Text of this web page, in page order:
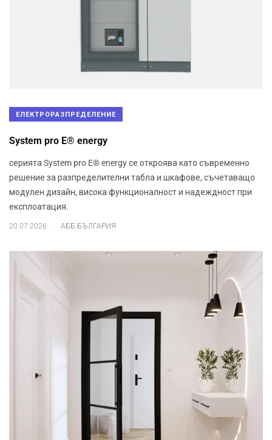
ЕЛЕКТРОРАЗПРЕДЕЛЕНИЕ
System pro E® energy
серията System pro E® energy се откроява като съвременно
решение за разпределителни табла и шкафове, съчетаващо
модулен дизайн, висока функционалност и надеждност при
експлоатация.
20.07.2026 . АББ БЪЛГАРИЯ